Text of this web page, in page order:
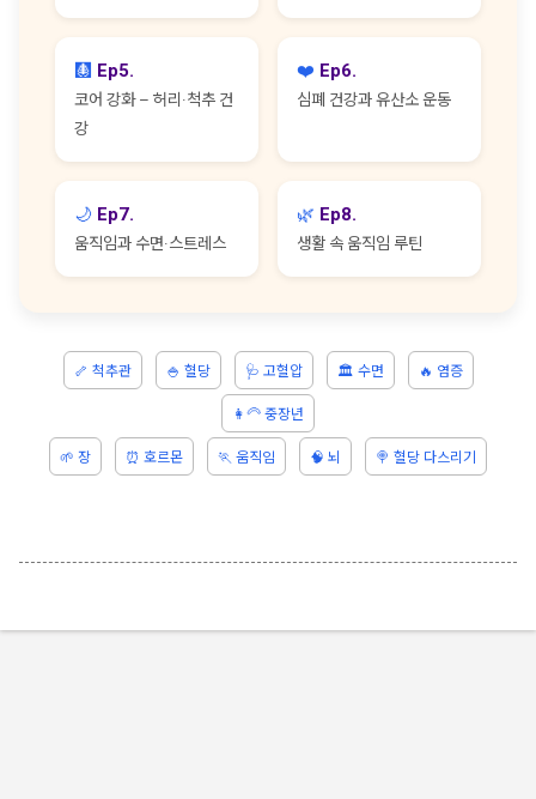
🩻 Ep5.
코어 강화 – 허리·척추 건
강
❤️ Ep6.
심폐 건강과 유산소 운동
🌙 Ep7.
움직임과 수면·스트레스
🌿 Ep8.
생활 속 움직임 루틴
🦴 척추관 🍚 혈당 🩺 고혈압 🏛️ 수면 🔥 염증
👩‍🦳 중장년
🌱 장 ⏰ 호르몬 🏃 움직임 🧠 뇌 🍭 혈당 다스리기